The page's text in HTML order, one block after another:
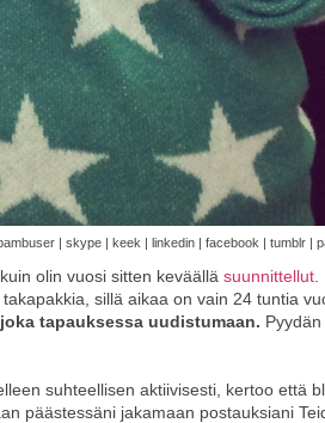
| skype | keek | linkedin | facebook | tumblr |
olin vuosi sitten keväällä suunnittellut
sillä aikaa on vain 24 tuntia
tapauksessa uudistumaan.
suhteellisen aktiivisesti, kertoo että
päästessäni jakamaan postauksiani